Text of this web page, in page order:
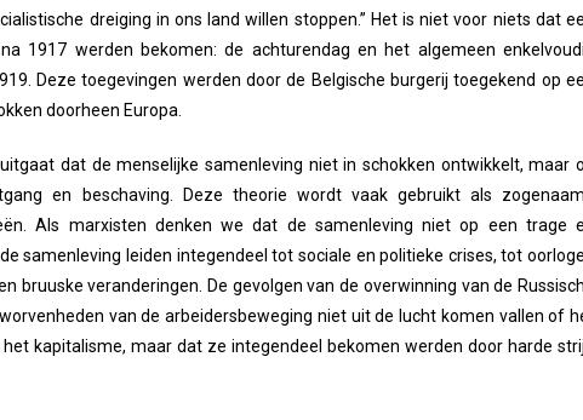
dreiging in ons land willen stoppen.” Het is niet voor niets dat
1917 werden bekomen: de achturendag en het algemeen
Deze toegevingen werden door de Belgische burgerij toegekend op
doorheen Europa.
dat de menselijke samenleving niet in schokken ontwikkelt, maar
en beschaving. Deze theorie wordt vaak gebruikt als
Als marxisten denken we dat de samenleving niet op een trage
samenleving leiden integendeel tot sociale en politieke crises, tot
bruuske veranderingen. De gevolgen van de overwinning van de
van de arbeidersbeweging niet uit de lucht komen vallen of
kapitalisme, maar dat ze integendeel bekomen werden door harde